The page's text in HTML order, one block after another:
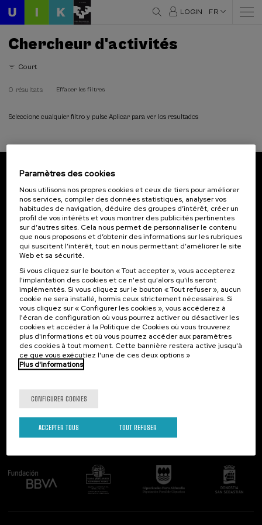
LOGIN FR
Chercheur d'activités
Court
0 résultats Effacer les filtres
Seleccione cualquier filtro y pulse Aplicar para ver los resultados
Inscrivez-vous pour être le premier à recevoir les
actualités de l'UIK.
S'abonner
Contact
Palacio Miramar
Paseo de Miraconcha, 48
20007 Donostia / San Sebastián
Gipuzkoa, Spain
Contactez-nous!
Intéressant...
Activités précédentes
Suivez-nous
Paramètres des cookies
Nous utilisons nos propres cookies et ceux de tiers pour améliorer
nos services, compiler des données statistiques, analyser vos
habitudes de navigation, déduire des groupes d’intérêt, créer un
profil de vos intérêts et vous montrer des publicités pertinentes
sur d’autres sites. Cela nous permet de personnaliser le contenu
que nous proposons et d’obtenir des informations sur les rubriques
qui suscitent l’intérêt, tout en nous permettant d’améliorer le site
Web et sa sécurité.
Si vous cliquez sur le bouton « Tout accepter », vous accepterez
l'implantation des cookies et ce n'est qu'alors qu'ils seront
implémentés. Si vous cliquez sur le bouton « Tout refuser », aucun
cookie ne sera installé, hormis ceux strictement nécessaires. Si
vous cliquez sur « Configurer les cookies », vous accéderez à
l'écran de configuration où vous pourrez activer ou désactiver les
cookies et accéder à la Politique de Cookies où vous trouverez
plus d'informations et où vous pourrez accéder aux paramètres
des cookies à tout moment. Cette bannière restera active jusqu'à
ce que vous exécutiez l'une de ces deux options »
Plus d'informations
CONFIGURER COOKIES
TOUT REFUSER
ACCEPTER TOUS